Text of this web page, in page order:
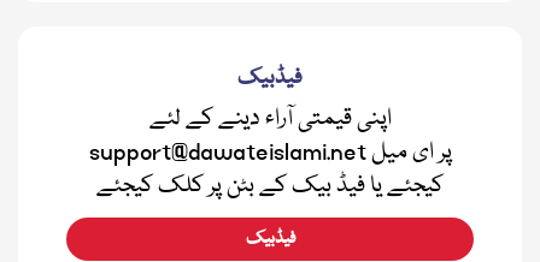
فیڈبیک
اپنی قیمتی آراء دینے کے لئے
support@dawateislami.net پر ای میل
کیجئے یا فیڈ بیک کے بٹن پر کلک کیجئے
فیڈبیک